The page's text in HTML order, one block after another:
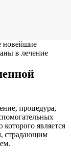
новейшие
в лечение
процедура,
является
страдающим